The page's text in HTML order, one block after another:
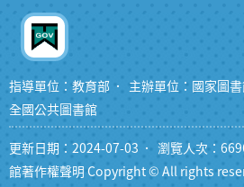
指導單位：教育部 主辦單位：國家圖
全國公共圖書館
更新日期：2024-07-03 瀏覽人次：
館著作權聲明 Copyright © All rights